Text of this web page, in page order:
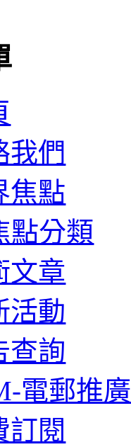
我們
焦點
點分類
文章
活動
查詢
電郵推廣
訂閱